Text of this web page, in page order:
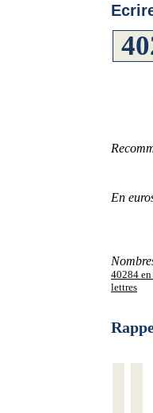
En
40284
lettres